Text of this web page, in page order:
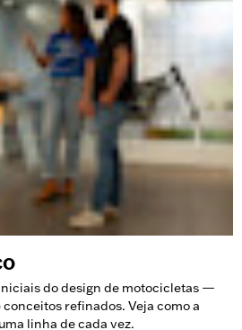
do design de motocicletas —
refinados. Veja como a
linha de cada vez.